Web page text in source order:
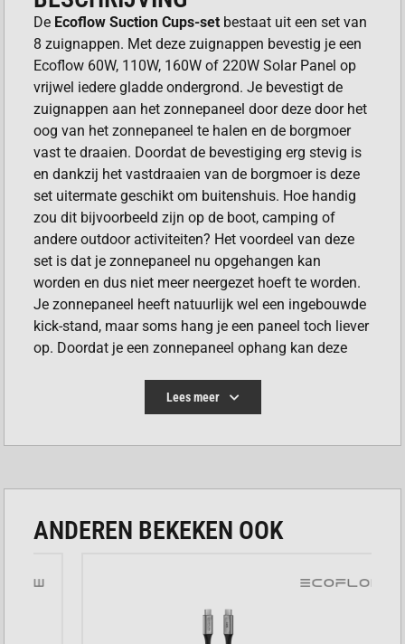
De Ecoflow Suction Cups-set bestaat uit een set van
8 zuignappen. Met deze zuignappen bevestig je een
Ecoflow 60W, 110W, 160W of 220W Solar Panel op
vrijwel iedere gladde ondergrond. Je bevestigt de
zuignappen aan het zonnepaneel door deze door het
oog van het zonnepaneel te halen en de borgmoer
vast te draaien. Doordat de bevestiging erg stevig is
en dankzij het vastdraaien van de borgmoer is deze
set uitermate geschikt om buitenshuis. Hoe handig
zou dit bijvoorbeeld zijn op de boot, camping of
andere outdoor activiteiten? Het voordeel van deze
set is dat je zonnepaneel nu opgehangen kan
worden en dus niet meer neergezet hoeft te worden.
Je zonnepaneel heeft natuurlijk wel een ingebouwde
kick-stand, maar soms hang je een paneel toch liever
op. Doordat je een zonnepaneel ophang kan deze
Ook voorkom je dat je zonnepaneel vies wordt door
bijvoorbeeld opspattend regenwater en modder. Een
geschikt voor de Ecoflow 60W Solar Panel, Ecoflow
110W Solar Panel, Ecoflow 160W Solar Panel en
Suction Cups onder de kraan afspoelen zodat deze
kunnen worden hergebruikt.
Lees meer
ANDEREN BEKEKEN OOK